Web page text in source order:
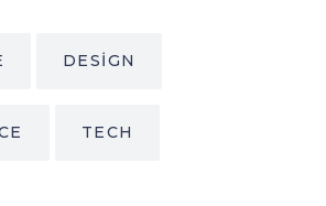
DESIGN
TECH